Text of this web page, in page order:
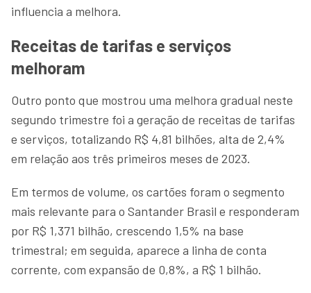
influencia a melhora.
Receitas de tarifas e serviços
melhoram
Outro ponto que mostrou uma melhora gradual neste
segundo trimestre foi a geração de receitas de tarifas
e serviços, totalizando R$ 4,81 bilhões, alta de 2,4%
em relação aos três primeiros meses de 2023.
Em termos de volume, os cartões foram o segmento
mais relevante para o Santander Brasil e responderam
por R$ 1,371 bilhão, crescendo 1,5% na base
trimestral; em seguida, aparece a linha de conta
corrente, com expansão de 0,8%, a R$ 1 bilhão.